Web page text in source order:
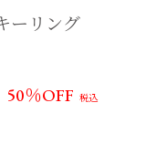
ーリング
50％OFF